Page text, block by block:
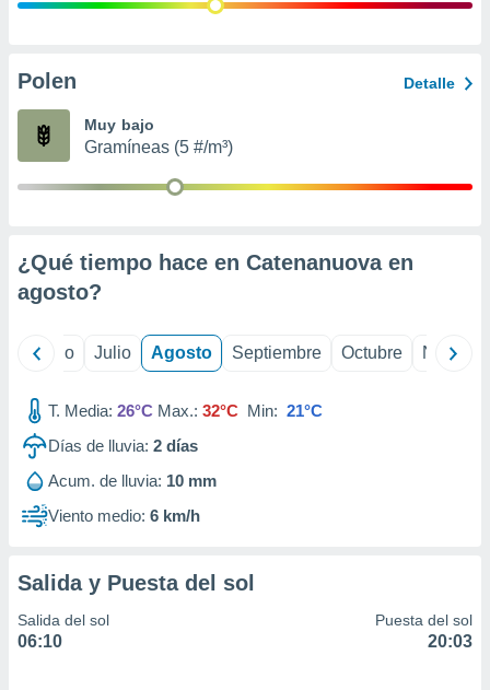
publicidad
de
Polen Detalle
Muy bajo
Gramíneas (5 #/m³)
¿Qué tiempo hace en Catenanuova en
agosto?
Junio Julio Agosto Septiembre Octubre
T. Media: 26°C Max.: 32°C Min: 21°C
Días de lluvia: 2 días
Acum. de lluvia: 10 mm
Viento medio: 6 km/h
Salida y Puesta del sol
Salida del sol
06:10
Puesta del sol
20:03